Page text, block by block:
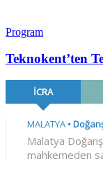
Program
Teknokent’ten